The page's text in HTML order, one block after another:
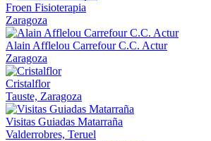
Froen Fisioterapia
Zaragoza
Alain Afflelou Carrefour C.C. Actur
Zaragoza
Cristalflor
Tauste, Zaragoza
Visitas Guiadas Matarraña
Valderrobres, Teruel